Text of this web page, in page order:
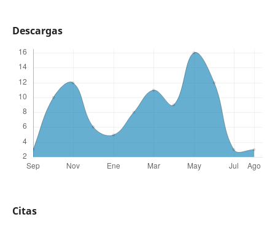
Descargas
Citas